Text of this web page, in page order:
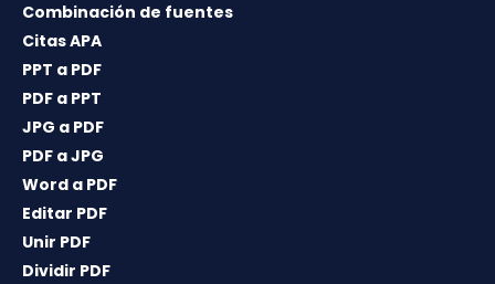
Combinación de fuentes
Citas APA
PPT a PDF
PDF a PPT
JPG a PDF
PDF a JPG
Word a PDF
Editar PDF
Unir PDF
Dividir PDF